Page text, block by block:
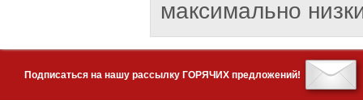
максимально
Подписаться на нашу рассылку ГОРЯЧИХ предложений!